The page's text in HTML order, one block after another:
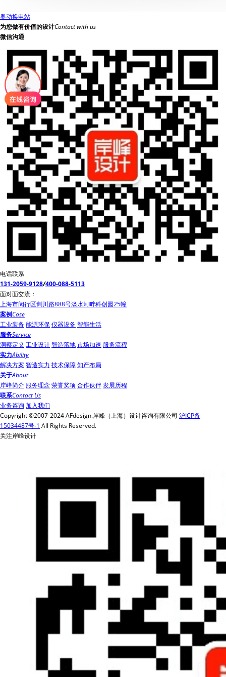
奥动换电站
为您做有价值的设计Contact with us
微信沟通
电话联系
131-2059-9128/400-088-5113
面对面交流：
上海市闵行区剑川路888号淡水河畔科创园25幢
案例Case
工业装备能源环保仪器设备智能生活
服务Service
洞察定义 工业设计智造落地市场加速 服务流程
实力Ability
解决方案 智造实力 技术保障知产布局
关于About
岸峰简介 服务理念荣誉奖项合作伙伴发展历程
联系Contact Us
业务咨询 加入我们
Copyright ©2007-2024 AFdesign.岸峰（上海）设计咨询有限公司 沪ICP备
15034487号-1 All Rights Reserved.
关注岸峰设计